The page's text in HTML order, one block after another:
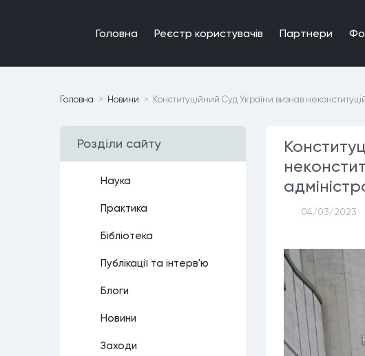
Головна Реєстр користувачiв Партнери
Головна Новини Конституційний Суд України визнав
Роздiли сайту
Наука
Практика
Бiблiотека
Публiкацiї та iнтерв'ю
Блоги
Новини
Заходи
04/03/2023